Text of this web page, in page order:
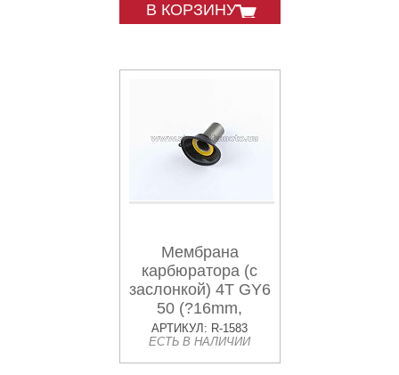
В КОРЗИНУ
Мембрана
карбюратора (с
заслонкой) 4T GY6
50 (?16mm,
основная с
выемкой)
KOMATCU
АРТИКУЛ: R-1583
ЕСТЬ В НАЛИЧИИ